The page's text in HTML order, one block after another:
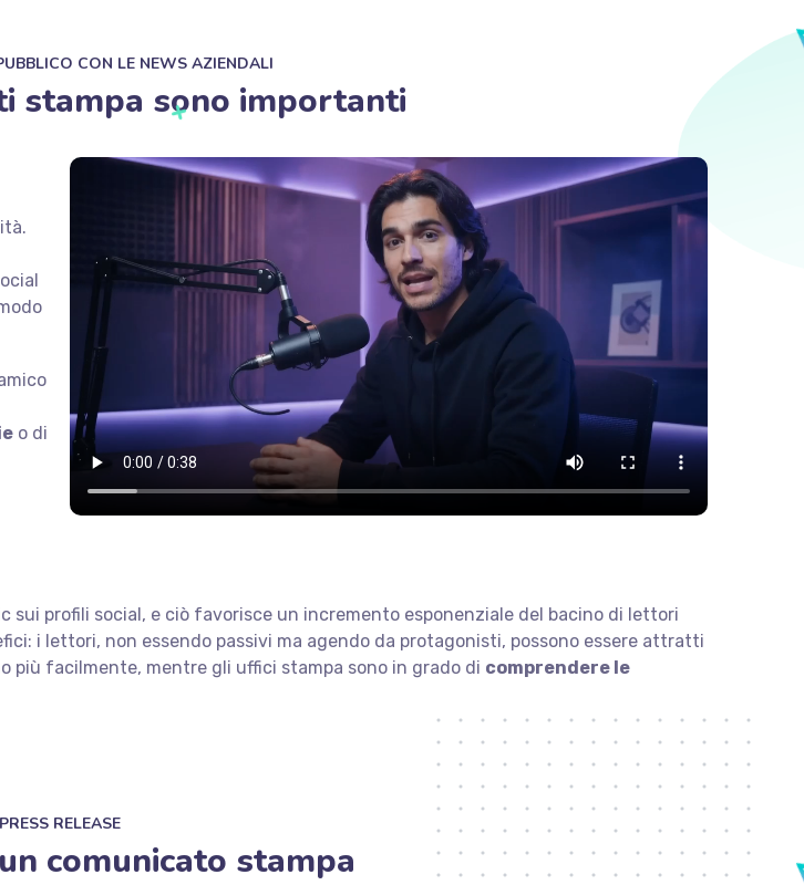
CON LE NEWS AZIENDALI
stampa sono importanti
o di
profili social, e ciò favorisce un incremento esponenziale del bacino di lettori
i lettori, non essendo passivi ma agendo da protagonisti, possono essere attratti
più facilmente, mentre gli uffici stampa sono in grado di comprendere le
PRESS RELEASE
comunicato stampa